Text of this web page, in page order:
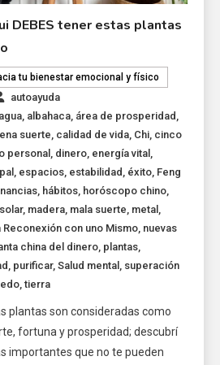
DEBES tener estas plantas
tu bienestar emocional y físico
autoayuda
agua, albahaca, área de prosperidad ,
suerte, calidad de vida, Chi, cinco
personal , dinero, energía vital ,
, espacios, estabilidad , éxito, Feng
, hábitos, horóscopo chino,
, madera, mala suerte, metal ,
Reconexión con uno Mismo, nuevas
china del dinero, plantas,
, purificar,Salud mental , superación
,tierra
plantas son consideradas como
fortuna y prosperidad; descubrí
importantes que no te pueden